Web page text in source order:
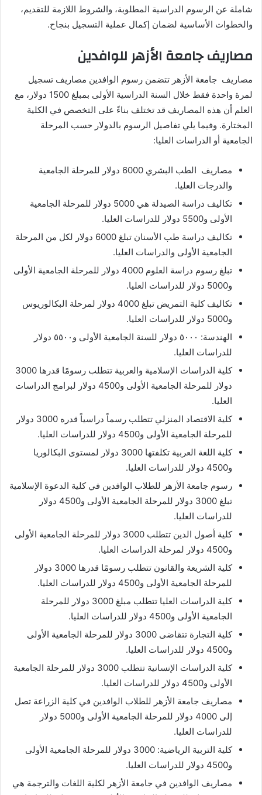
شاملة عن الرسوم الدراسية المطلوبة، والشروط اللازمة للتقديم،
والخطوات الأساسية لضمان إكمال عملية التسجيل بنجاح.
مصاريف جامعة الأزهر للوافدين
مصاريف جامعة الأزهر تتضمن رسوم الوافدين مصاريف تسجيل
لمرة واحدة فقط خلال السنة الدراسية الأولى بمبلغ 1500 دولار، مع
العلم أن هذه المصاريف قد تختلف بناءً على التخصص في الكلية
المختارة. وفيما يلي تفاصيل الرسوم بالدولار حسب المرحلة
الجامعية أو الدراسات العليا:
مصاريف الطب البشري 6000 دولار للمرحلة الجامعية
والدرجات العليا.
تكاليف دراسة الصيدلة هي 5000 دولار للمرحلة الجامعية
الأولى و5500 دولار للدراسات العليا.
تكاليف دراسة طب الأسنان تبلغ 6000 دولار لكل من المرحلة
الجامعية الأولى والدراسات العليا.
تبلغ رسوم دراسة العلوم 4000 دولار للمرحلة الجامعية الأولى
و5000 دولار للدراسات العليا.
تكاليف كلية التمريض تبلغ 4000 دولار لمرحلة البكالوريوس
و5000 دولار للدراسات العليا.
الهندسة: ٥٠٠٠ دولار للسنة الجامعية الأولى و٥٥٠٠ دولار
للدراسات العليا.
كلية الدراسات الإسلامية والعربية تتطلب رسومًا قدرها 3000
دولار للمرحلة الجامعية الأولى و4500 دولار لبرامج الدراسات
العليا.
كلية الاقتصاد المنزلي تتطلب رسماً دراسياً قدره 3000 دولار
للمرحلة الجامعية الأولى و4500 دولار للدراسات العليا.
كلية اللغة العربية تكلفتها 3000 دولار لمستوى البكالوريا
و4500 دولار للدراسات العليا.
رسوم جامعة الأزهر للطلاب الوافدين في كلية الدعوة الإسلامية
تبلغ 3000 دولار للمرحلة الجامعية الأولى و4500 دولار
للدراسات العليا.
كلية أصول الدين تتطلب 3000 دولار للمرحلة الجامعية الأولى
و4500 دولار لمرحلة الدراسات العليا.
كلية الشريعة والقانون تتطلب رسومًا قدرها 3000 دولار
للمرحلة الجامعية الأولى و4500 دولار للدراسات العليا.
كلية الدراسات العليا تتطلب مبلغ 3000 دولار للمرحلة
الجامعية الأولى و4500 دولار للدراسات العليا.
كلية التجارة تتقاضى 3000 دولار للمرحلة الجامعية الأولى
و4500 دولار للدراسات العليا.
كلية الدراسات الإنسانية تتطلب 3000 دولار للمرحلة الجامعية
الأولى و4500 دولار للدراسات العليا.
مصاريف جامعة الأزهر للطلاب الوافدين في كلية الزراعة تصل
إلى 4000 دولار للمرحلة الجامعية الأولى و5000 دولار
للدراسات العليا.
كلية التربية الرياضية: 3000 دولار للمرحلة الجامعية الأولى
و4500 دولار للدراسات العليا.
مصاريف الوافدين في جامعة الأزهر لكلية اللغات والترجمة هي